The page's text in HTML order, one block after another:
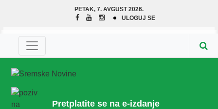
PETAK, 7. AVGUST 2026.
ULOGUJ SE
Pretplatite se na e-izdanje